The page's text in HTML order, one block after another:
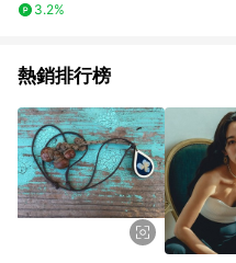
子女 髮飾 發插
3.2%
熱銷排行榜